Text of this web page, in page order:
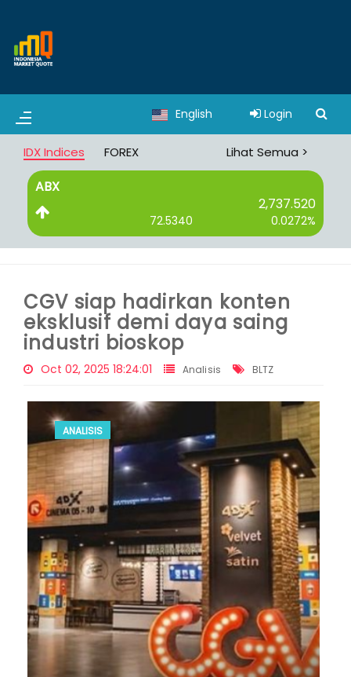
English Login
IDX Indices FOREX Lihat Semua >
ABX
2,737.520
72.5340 0.0272%
CGV siap hadirkan konten
eksklusif demi daya saing
industri bioskop
Oct 02, 2025 18:24:01 Analisis BLTZ
ANALISIS